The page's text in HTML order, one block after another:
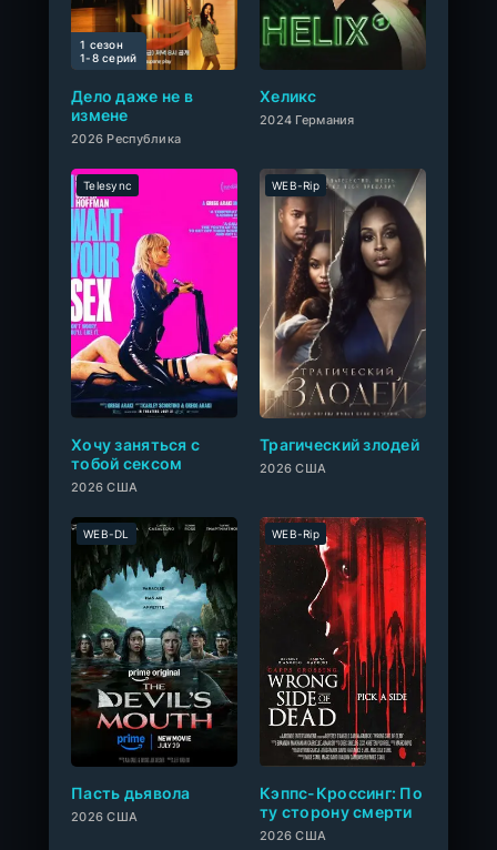
Дело даже не в
измене
2026 Республика
1 сезон
1-8 cерий
Хеликс
2024 Германия
0
Хочу заняться с
тобой сексом
2026 США
Telesync
Трагический злодей
2026 США
WEB-Rip
0
Пасть дьявола
2026 США
WEB-DL
Кэппс-Кроссинг: По
ту сторону смерти
2026 США
WEB-Rip
0